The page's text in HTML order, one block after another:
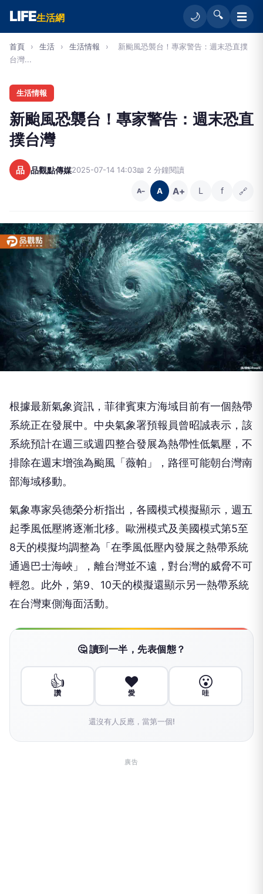
LIFE生活網 🌙 🔍 ☰
首頁 › 生活 › 生活情報 ›
新颱風恐襲台！專家警告：週末恐直撲
台灣...
生活情報
新颱風恐襲台！專家警告：週末恐直
撲台灣
品 品觀點傳媒2025-07-14 14:03📖 2 分鐘閱讀
A− A A+ L f 🔗
根據最新氣象資訊，菲律賓東方海域目前有一個熱帶
系統正在發展中。中央氣象署預報員曾昭誠表示，該
系統預計在週三或週四整合發展為熱帶性低氣壓，不
排除在週末增強為颱風「薇帕」，路徑可能朝台灣南
部海域移動。
氣象專家吳德榮分析指出，各國模式模擬顯示，週五
起季風低壓將逐漸北移。歐洲模式及美國模式第5至
8天的模擬均調整為「在季風低壓內發展之熱帶系統
通過巴士海峽」，離台灣並不遠，對台灣的威脅不可
輕忽。此外，第9、10天的模擬還顯示另一熱帶系統
在台灣東側海面活動。
🤔 讀到一半，先表個態？
👍
讚
❤️
愛
😮
哇
還沒有人反應，當第一個!
廣告